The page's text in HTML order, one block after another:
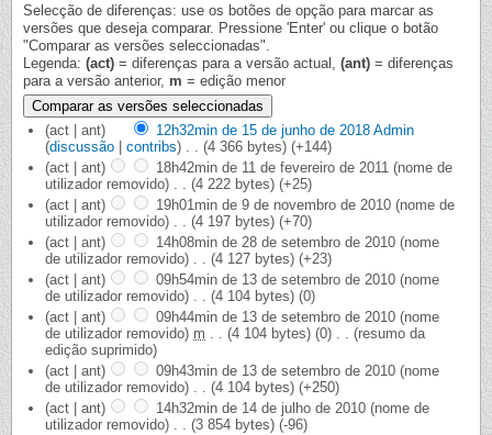
Selecção de diferenças: use os botões de opção para marcar as
versões que deseja comparar. Pressione 'Enter' ou clique o botão
"Comparar as versões seleccionadas".
Legenda: (act) = diferenças para a versão actual, (ant) = diferenças
para a versão anterior, m = edição menor
(act | ant) 12h32min de 15 de junho de 2018 Admin
(discussão | contribs) (4 366 bytes) (+144)
(act | ant)
18h42min de 11 de fevereiro de 2011 (nome de
utilizador removido)
(4 222 bytes) (+25)
(act | ant)
19h01min de 9 de novembro de 2010 (nome de
utilizador removido)
(4 197 bytes) (+70)
(act | ant)
14h08min de 28 de setembro de 2010 (nome
de utilizador removido)
(4 127 bytes) (+23)
(act | ant)
09h54min de 13 de setembro de 2010 (nome
de utilizador removido)
(4 104 bytes) (0)
(act | ant)
09h44min de 13 de setembro de 2010 (nome
de utilizador removido) m (4 104 bytes) (0)
(resumo da
edição suprimido)
(act | ant)
09h43min de 13 de setembro de 2010 (nome
de utilizador removido)
(4 104 bytes) (+250)
(act | ant)
14h32min de 14 de julho de 2010 (nome de
utilizador removido)
(3 854 bytes) (-96)